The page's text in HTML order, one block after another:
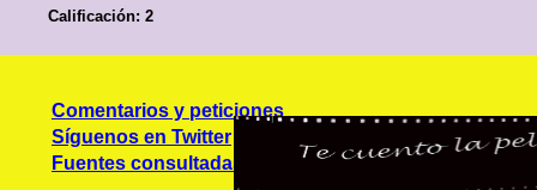
Calificación: 2
Comentarios y peticiones
Síguenos en Twitter
Fuentes consultadas